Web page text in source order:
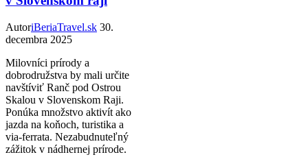
AutoriBeriaTravel.sk 30.
decembra 2025
Milovníci prírody a
dobrodružstva by mali určite
navštíviť Ranč pod Ostrou
Skalou v Slovenskom Raji.
Ponúka množstvo aktivít ako
jazda na koňoch, turistika a
via-ferrata. Nezabudnuteľný
zážitok v nádhernej prírode.